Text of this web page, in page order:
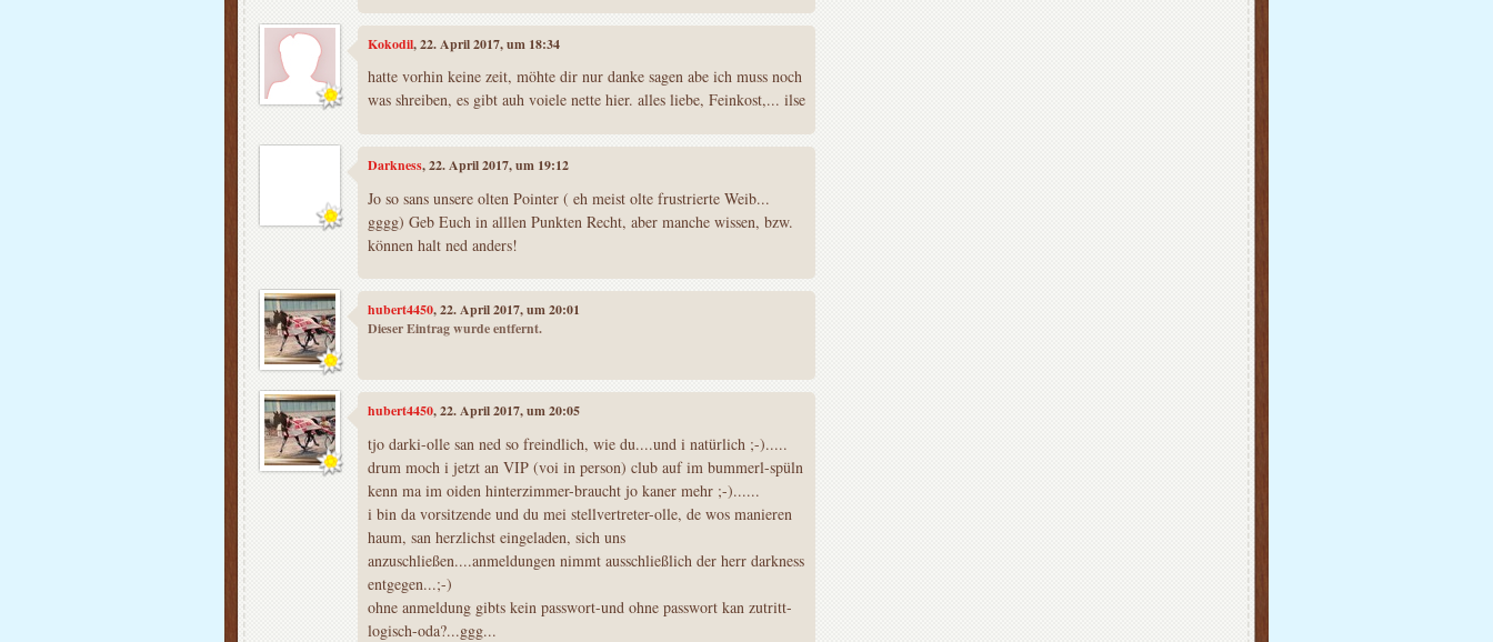
Kokodil, 22. April 2017, um 18:34
hatte vorhin keine zeit, möhte dir nur danke sagen abe ich muss noch
was shreiben, es gibt auh voiele nette hier. alles liebe, Feinkost,... ilse
Darkness, 22. April 2017, um 19:12
Jo so sans unsere olten Pointer ( eh meist olte frustrierte Weib...
gggg) Geb Euch in alllen Punkten Recht, aber manche wissen, bzw.
können halt ned anders!
hubert4450, 22. April 2017, um 20:01
Dieser Eintrag wurde entfernt.
hubert4450, 22. April 2017, um 20:05
tjo darki-olle san ned so freindlich, wie du....und i natürlich ;-).....
drum moch i jetzt an VIP (voi in person) club auf im bummerl-spüln
kenn ma im oiden hinterzimmer-braucht jo kaner mehr ;-)......
i bin da vorsitzende und du mei stellvertreter-olle, de wos manieren
haum, san herzlichst eingeladen, sich uns
anzuschließen....anmeldungen nimmt ausschließlich der herr darkness
entgegen...;-)
ohne anmeldung gibts kein passwort-und ohne passwort kan zutritt-
logisch-oda?...ggg...